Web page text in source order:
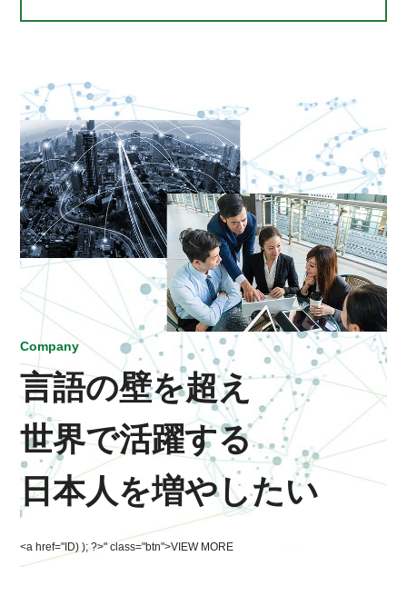
Company
言語の壁を超え
世界で活躍する
日本人を増やしたい
<a href="ID) ); ?>" class="btn">VIEW MORE